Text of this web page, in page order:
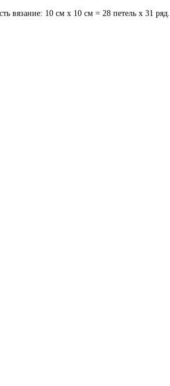
вязание: 10 см х 10 см = 28 петель х 31 ряд.